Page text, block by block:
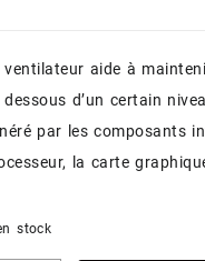
ventilateur aide à
dessous d’un certain
par les composants
la carte
stock